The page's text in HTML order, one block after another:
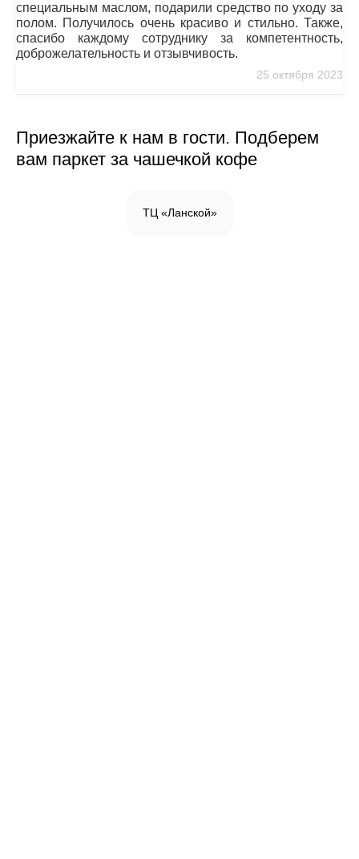
специальным маслом, подарили средство по уходу за
полом. Получилось очень красиво и стильно. Также,
спасибо каждому сотруднику за компетентность,
доброжелательность и отзывчивость.
25 октября 2023
Приезжайте к нам в гости. Подберем
вам паркет за чашечкой кофе
ТЦ «Ланской»